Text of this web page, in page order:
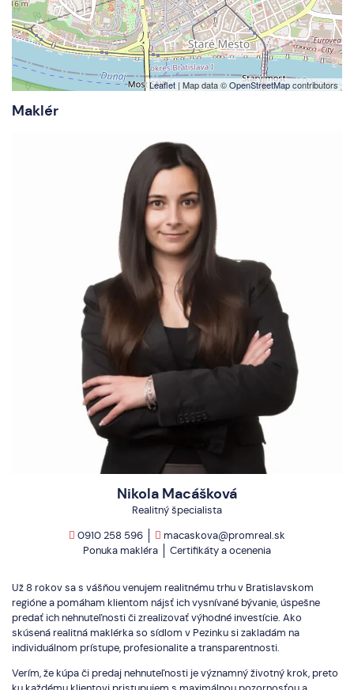
Leaflet | Map data ©OpenStreetMapcontributors
Maklér
Nikola Macášková
Realitný špecialista
0910 258 596
macaskova@promreal.sk
Ponuka makléra
Certifikáty a ocenenia
Už 8 rokov sa s vášňou venujem realitnému trhu v Bratislavskom
regióne a pomáham klientom nájsť ich vysnívané bývanie, úspešne
predať ich nehnuteľnosti či zrealizovať výhodné investície. Ako
skúsená realitná maklérka so sídlom v Pezinku si zakladám na
individuálnom prístupe, profesionalite a transparentnosti.
Verím, že kúpa či predaj nehnuteľnosti je významný životný krok, preto